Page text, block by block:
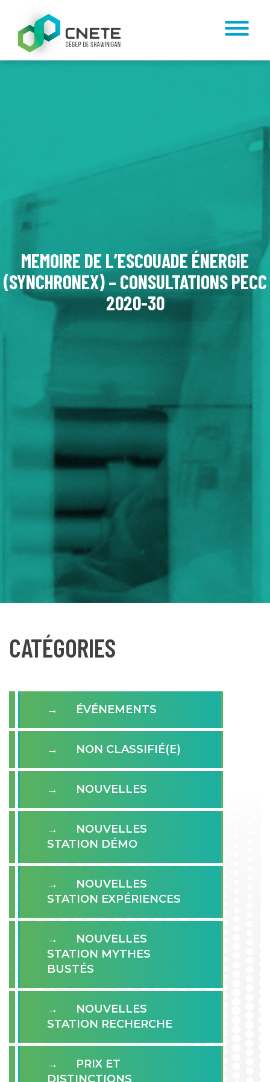
MEMOIRE DE L’ESCOUADE ÉNERGIE
(SYNCHRONEX) – CONSULTATIONS PECC
2020-30
CATÉGORIES
ÉVÉNEMENTS
NON CLASSIFIÉ(E)
NOUVELLES
NOUVELLES
STATION DÉMO
NOUVELLES
STATION EXPÉRIENCES
NOUVELLES
STATION MYTHES
BUSTÉS
NOUVELLES
STATION RECHERCHE
PRIX ET
DISTINCTIONS